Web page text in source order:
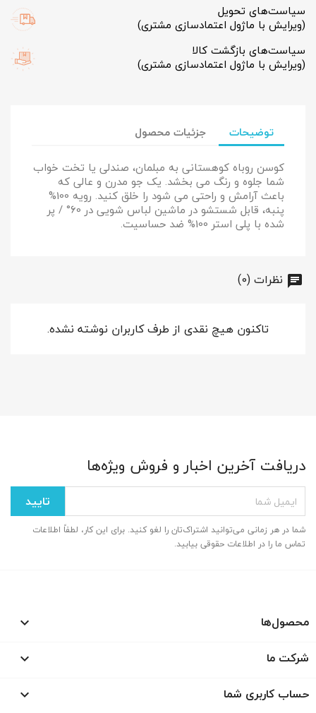
سیاست‌های تحویل
(ویرایش با ماژول اعتمادسازی مشتری)
سیاست‌های بازگشت کالا
(ویرایش با ماژول اعتمادسازی مشتری)
توضیحات
جزئیات محصول
کوسن روباه کوهستانی به مبلمان، صندلی یا تخت خواب
شما جلوه و رنگ می بخشد. یک جو مدرن و عالی که
باعث آرامش و راحتی می شود را خلق کنید. رویه 100%
پنبه، قابل شستشو در ماشین لباس شویی در 60° / پر
شده با پلی استر 100% ضد حساسیت.
نظرات (0)
تاکنون هیچ نقدی از طرف کاربران نوشته نشده.
دریافت آخرین اخبار و فروش ویژه‌ها
شما در هر زمانی می‌توانید اشتراک‌تان را لغو کنید. برای این کار، لطفاً اطلاعات
تماس ما را در اطلاعات حقوقی بیابید.
محصول‌ها 
شرکت ما 
حساب کاربری شما 